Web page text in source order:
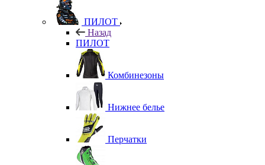
ПИЛОТ
Назад
ПИЛОТ
Комбинезоны
Нижнее белье
Перчатки